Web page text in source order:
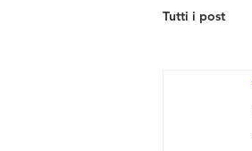
Tutti i post